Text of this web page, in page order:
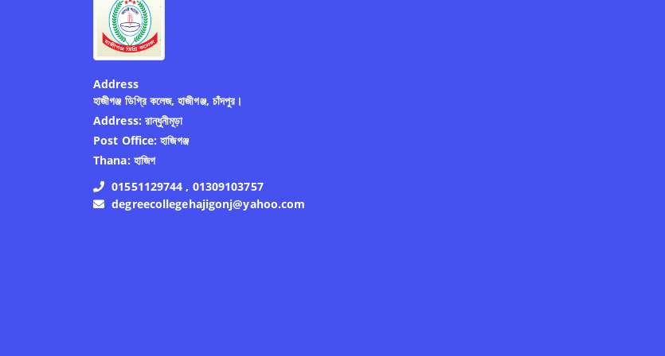
Address
হাজীগঞ্জ ডিগ্রি কলেজ, হাজীগঞ্জ, চাঁদপুর।
Address: রান্ধুনীমূড়া
Post Office: হাজিগঞ্জ
Thana: হাজিগ
01551129744 , 01309103757
degreecollegehajigonj@yahoo.com